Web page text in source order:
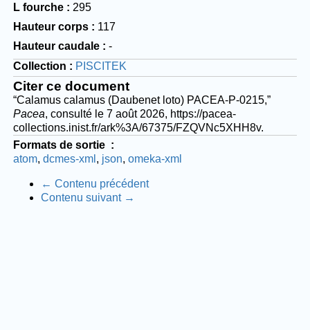
L fourche
295
Hauteur corps
117
Hauteur caudale
-
Collection
PISCITEK
Citer ce document
“Calamus calamus (Daubenet loto) PACEA-P-0215,”
Pacea, consulté le 7 août 2026, https://pacea-
collections.inist.fr/ark%3A/67375/FZQVNc5XHH8v.
Formats de sortie
atom dcmes-xml json omeka-xml
← Contenu précédent
Contenu suivant →